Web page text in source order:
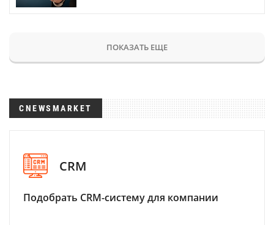
ПОКАЗАТЬ ЕЩЕ
CNEWSMARKET
CRM
Подобрать CRM-систему для компании